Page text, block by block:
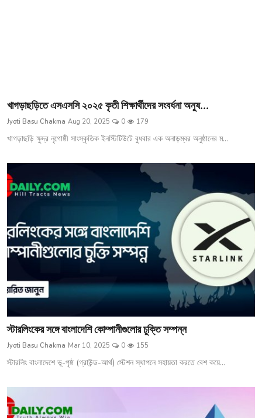
খাগড়াছড়িতে এসএসসি ২০২৫ কৃতী শিক্ষার্থীদের সংবর্ধনা অনুষ...
Jyoti Basu Chakma Aug 20, 2025 0 179
খাগড়াছড়ি ক্ষুদ্র নৃগোষ্ঠী সাংস্কৃতিক ইনস্টিটিউটে বুধবার এক অনাড়ম্বর অনুষ্ঠানের ম...
স্টারলিংকের সঙ্গে বাংলাদেশি কোম্পানীগুলোর চুক্তি সম্পন্ন
Jyoti Basu Chakma Mar 10, 2025 0 155
স্টারলিং বাংলাদেশে ভূ-পৃষ্ঠ (গ্রাউন্ড-আর্থ) স্টেশন স্থাপনে সহায়তা করতে বেশ কয়ে...